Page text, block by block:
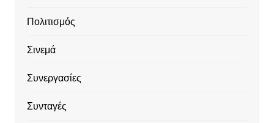
Πολιτισμός
Σινεμά
Συνεργασίες
Συνταγές